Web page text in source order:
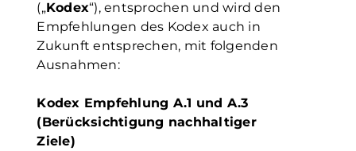
(„Kodex“), entsprochen und wird den
Empfehlungen des Kodex auch in
Zukunft entsprechen, mit folgenden
Ausnahmen:
Kodex Empfehlung A.1 und A.3
(Berücksichtigung nachhaltiger
Ziele)